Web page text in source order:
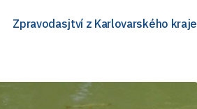
Zpravodasjtví z Karlovarského kraje